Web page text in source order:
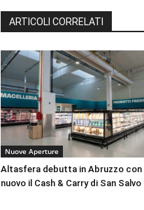
ARTICOLI CORRELATI
Nuove Aperture
Altasfera debutta in Abruzzo con
nuovo il Cash & Carry di San Salvo